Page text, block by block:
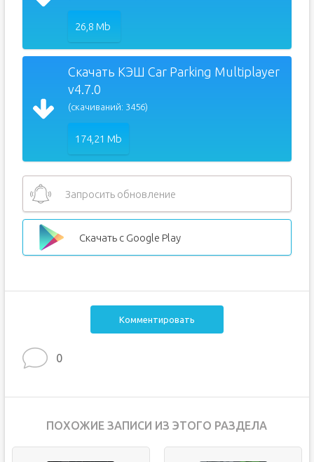
26,8 Mb
Скачать КЭШ Car Parking Multiplayer
v4.7.0
(скачиваний: 3456)
174,21 Mb
Запросить обновление
Скачать с Google Play
Комментировать
0
ПОХОЖИЕ ЗАПИСИ ИЗ ЭТОГО РАЗДЕЛА